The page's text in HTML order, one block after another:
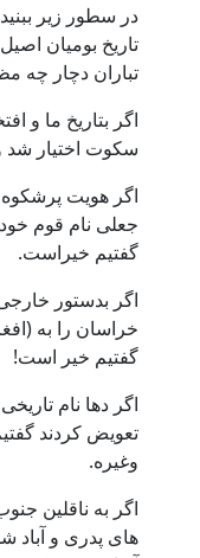
در سطور زیر
تاریخ بومیان
تباران دچار چه
اگر بتاریخ ما و
سکوت اختیار شد
اگر هویت
جعلی نام قوم خود
گفتیم خیراست.
اگر بدستور
خراسان را به
گفتیم خیر است!
اگر دها نام
تعویض کردند
وغیره.
اگر به ناقلین
های پدری و آباد